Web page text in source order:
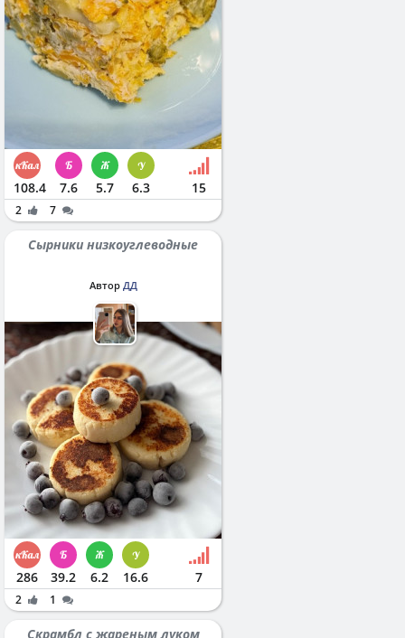
108.4 7.6 5.7 6.3 15
2 7
Сырники низкоуглеводные
Автор ДД
286 39.2 6.2 16.6 7
2 1
Скрамбл с жареным луком